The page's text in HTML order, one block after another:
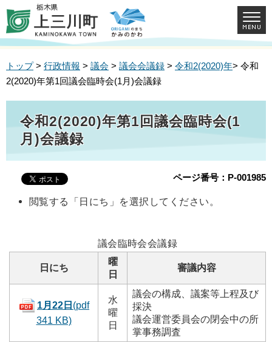
トップ> 行政情報 > 議会 > 議会会議録 > 令和2(2020)年> 令和
2(2020)年第1回議会臨時会(1月)会議録
令和2(2020)年第1回議会臨時会(1
月)会議録
ページ番号：P-001985
閲覧する「日にち」を選択してください。
議会臨時会会議録
日にち
曜
日
審議内容
1月22日 (pdf
341 KB)
水
曜
日
議会の構成、議案等上程及び
採決
議会運営委員会の閉会中の所
掌事務調査